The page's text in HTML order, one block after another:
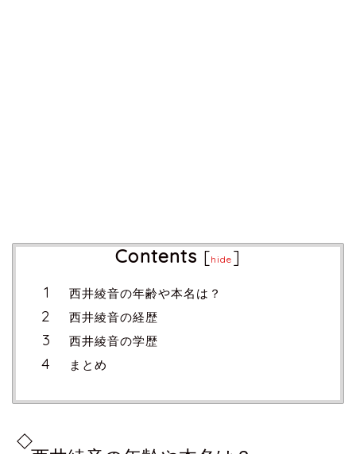
Contents [hide ]
西井綾音の年齢や本名は？
西井綾音の経歴
西井綾音の学歴
まとめ